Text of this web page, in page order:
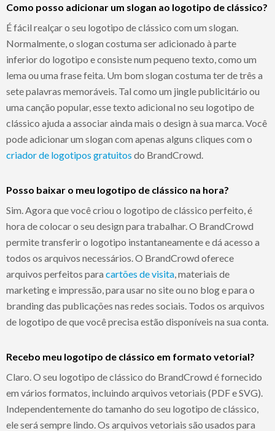
Como posso adicionar um slogan ao logotipo de clássico?
É fácil realçar o seu logotipo de clássico com um slogan.
Normalmente, o slogan costuma ser adicionado à parte
inferior do logotipo e consiste num pequeno texto, como um
lema ou uma frase feita. Um bom slogan costuma ter de três a
sete palavras memoráveis. Tal como um jingle publicitário ou
uma canção popular, esse texto adicional no seu logotipo de
clássico ajuda a associar ainda mais o design à sua marca. Você
pode adicionar um slogan com apenas alguns cliques com o
criador de logotipos gratuitos do BrandCrowd.
Posso baixar o meu logotipo de clássico na hora?
Sim. Agora que você criou o logotipo de clássico perfeito, é
hora de colocar o seu design para trabalhar. O BrandCrowd
permite transferir o logotipo instantaneamente e dá acesso a
todos os arquivos necessários. O BrandCrowd oferece
arquivos perfeitos para cartões de visita , materiais de
marketing e impressão, para usar no site ou no blog e para o
branding das publicações nas redes sociais. Todos os arquivos
de logotipo de que você precisa estão disponíveis na sua conta.
Recebo meu logotipo de clássico em formato vetorial?
Claro. O seu logotipo de clássico do BrandCrowd é fornecido
em vários formatos, incluindo arquivos vetoriais (PDF e SVG).
Independentemente do tamanho do seu logotipo de clássico,
ele será sempre lindo. Os arquivos vetoriais são usados para